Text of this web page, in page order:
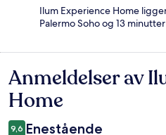
Ilum Experience Home
Palermo Soho og 13
Anmeldelser
Anmeldelser av
Home
9,6 Enestående